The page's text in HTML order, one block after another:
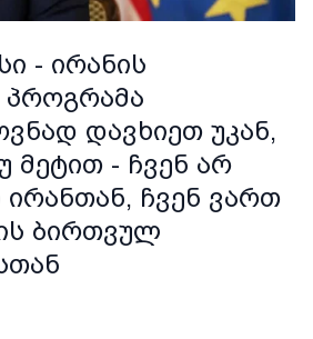
- ირანის
დავხიეთ უკან,
მეტით - ჩვენ არ
ჩვენ ვართ
ბირთვულ